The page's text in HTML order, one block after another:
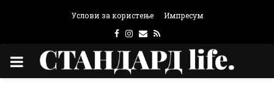
Услови за користење Импресум
Facebook
Instagram
Email
Rss
PRIMARY